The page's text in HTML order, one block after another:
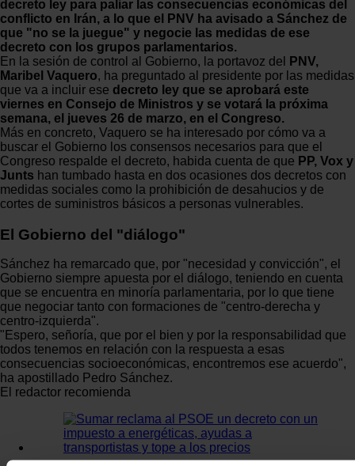
decreto ley para paliar las consecuencias económicas del
conflicto en Irán, a lo que el PNV ha avisado a Sánchez de
que "no se la juegue" y negocie las medidas de ese
decreto con los grupos parlamentarios.
En la sesión de control al Gobierno, la portavoz del
PNV,
Maribel Vaquero, ha preguntado al presidente por las medidas
que va a incluir ese decreto ley que se aprobará este
viernes en Consejo de Ministros y se votará la próxima
semana, el jueves 26 de marzo, en el Congreso.
Más en concreto, Vaquero se ha interesado por cómo va a
buscar el Gobierno los consensos necesarios para que el
Congreso respalde el decreto, habida cuenta de que PP, Vox y
Junts han tumbado hasta en dos ocasiones dos decretos con
medidas sociales como la prohibición de desahucios y de
cortes de suministros básicos a personas vulnerables.
El Gobierno del "diálogo"
Sánchez ha remarcado que, por "necesidad y convicción", el
Gobierno siempre apuesta por el diálogo, teniendo en cuenta
que se encuentra en minoría parlamentaria, por lo que tiene
que negociar tanto con formaciones de "centro-derecha y
centro-izquierda".
"Espero, señoría, que por el bien y por la responsabilidad que
todos tenemos en relación con la respuesta a esas
consecuencias socioeconómicas, encontremos ese acuerdo",
ha apostillado Pedro Sánchez.
El redactor recomienda